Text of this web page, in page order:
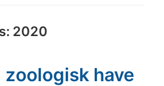
2020
zoologisk have